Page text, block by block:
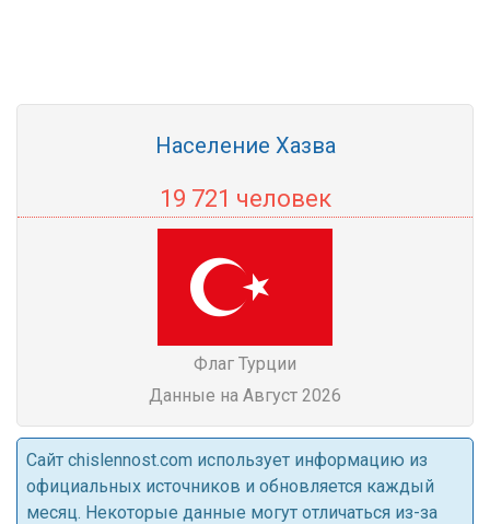
Население Хазва
19 721 человек
Флаг Турции
Данные на Август 2026
Cайт chislennost.com использует информацию из
официальных источников и обновляется каждый
месяц. Некоторые данные могут отличаться из-за